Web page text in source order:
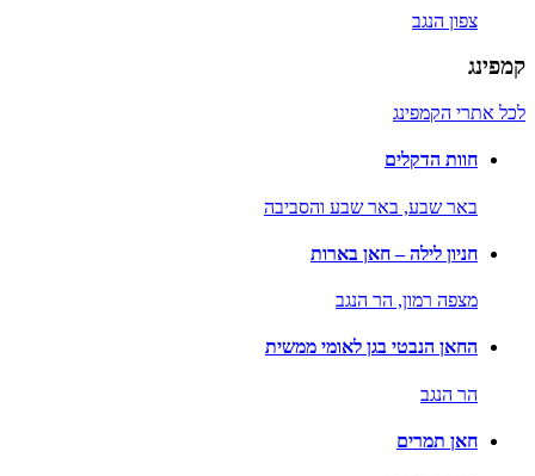
צפון הנגב
קמפינג
לכל אתרי הקמפינג
חוות הדקלים
באר שבע, באר שבע והסביבה
חניון לילה – חאן בארות
מצפה רמון, הר הנגב
החאן הנבטי בגן לאומי ממשית
הר הנגב
חאן תמרים